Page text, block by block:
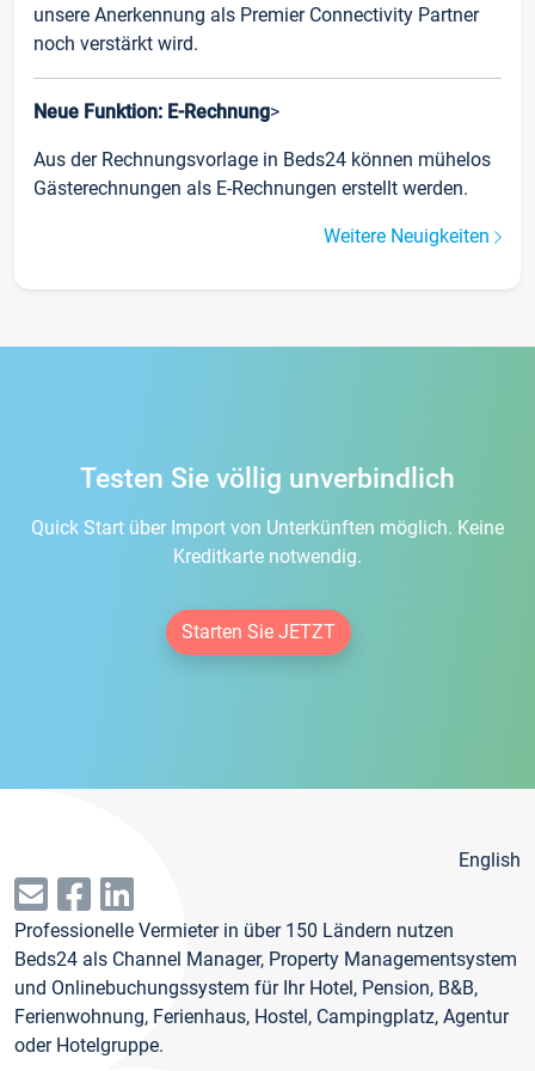
unsere Anerkennung als Premier Connectivity Partner
noch verstärkt wird.
Neue Funktion: E-Rechnung>
Aus der Rechnungsvorlage in Beds24 können mühelos
Gästerechnungen als E-Rechnungen erstellt werden.
Weitere Neuigkeiten
Testen Sie völlig unverbindlich
Quick Start über Import von Unterkünften möglich. Keine
Kreditkarte notwendig.
Starten Sie JETZT
English
Professionelle Vermieter in über 150 Ländern nutzen
Beds24 als Channel Manager, Property Managementsystem
und Onlinebuchungssystem für Ihr Hotel, Pension, B&B,
Ferienwohnung, Ferienhaus, Hostel, Campingplatz, Agentur
oder Hotelgruppe.